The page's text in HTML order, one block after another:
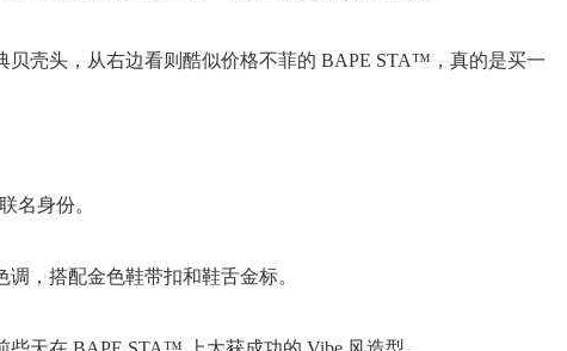
壳头，从右边看则酷似价格不菲的 BAPE STA™，真的是买一
名身份。
，搭配金色鞋带扣和鞋舌金标。
天在 BAPE STA™ 上大获成功的 Vibe 风造型。